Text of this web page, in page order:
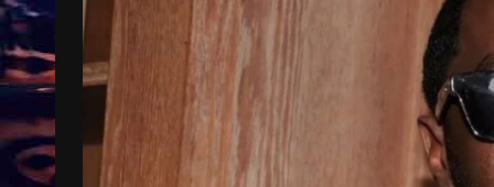
Treinkaartjes worden duurder,
abonnementen verdwijnen
9 months ago